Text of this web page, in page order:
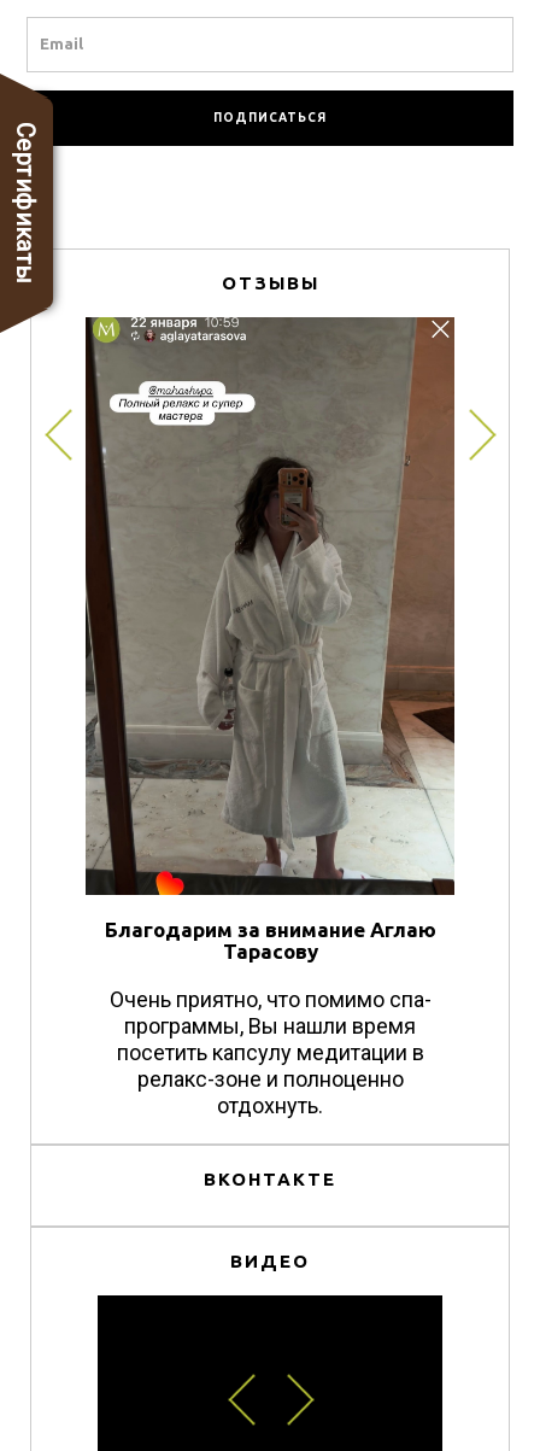
ОТЗЫВЫ
Благодарим за внимание Аглаю
Тарасову
Очень приятно, что помимо спа-
программы, Вы нашли время
посетить капсулу медитации в
релакс-зоне и полноценно
отдохнуть.
ВКОНТАКТЕ
ВИДЕО
Сертификаты